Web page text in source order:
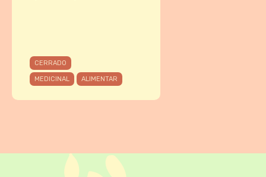
CERRADO
MEDICINAL ALIMENTAR